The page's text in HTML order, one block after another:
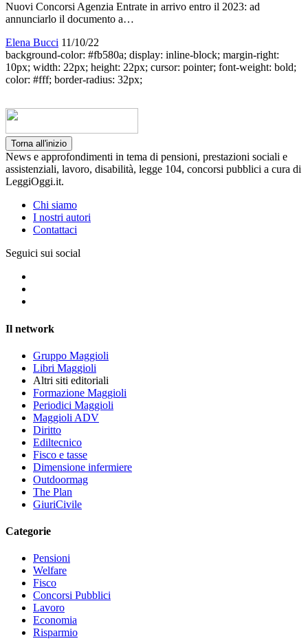
Nuovi Concorsi Agenzia Entrate in arrivo entro il 2023: ad
annunciarlo il documento a…
Elena Bucci 11/10/22
background-color: #fb580a; display: inline-block; margin-right:
10px; width: 22px; height: 22px; cursor: pointer; font-weight: bold;
color: #fff; border-radius: 32px;
Torna all'inizio
News e approfondimenti in tema di pensioni, prestazioni sociali e
assistenziali, lavoro, disabilità, legge 104, concorsi pubblici a cura di
LeggiOggi.it.
Chi siamo
I nostri autori
Contattaci
Seguici sui social
Il network
Gruppo Maggioli
Libri Maggioli
Altri siti editoriali
Formazione Maggioli
Periodici Maggioli
Maggioli ADV
Diritto
Ediltecnico
Fisco e tasse
Dimensione infermiere
Outdoormag
The Plan
GiuriCivile
Categorie
Pensioni
Welfare
Fisco
Concorsi Pubblici
Lavoro
Economia
Risparmio